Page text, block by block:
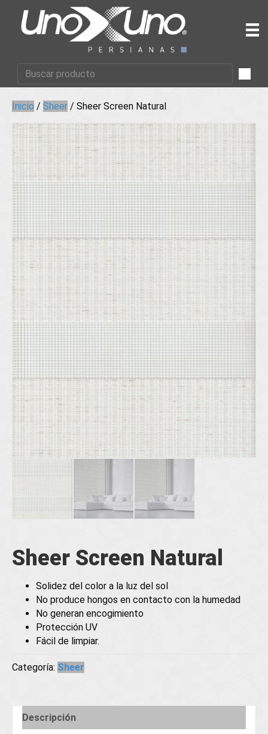
Inicio / Sheer / Sheer Screen Natural
Sheer Screen Natural
Solidez del color a la luz del sol
No produce hongos en contacto con la humedad
No generan encogimiento
Protección UV
Fácil de limpiar.
Categoría: Sheer
Descripción